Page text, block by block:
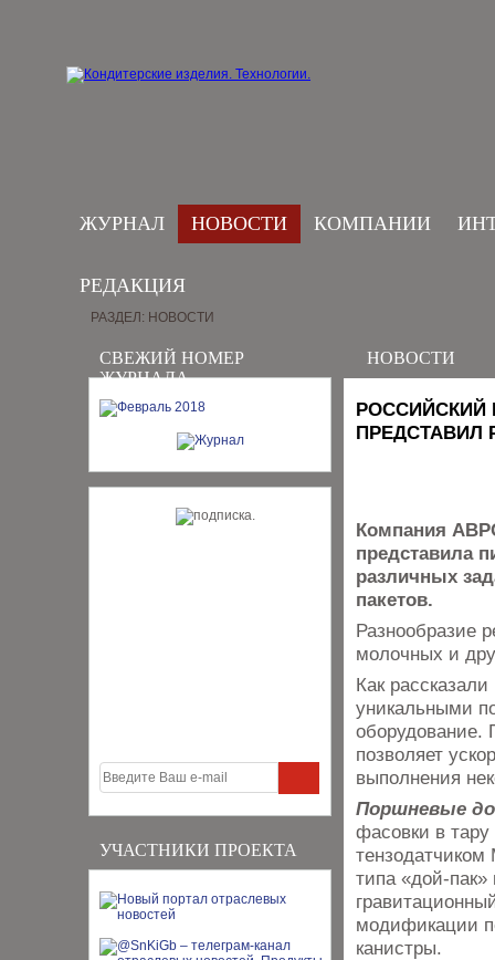
ЖУРНАЛ НОВОСТИ КОМПАНИИ
РЕДАКЦИЯ
СВЕЖИЙ НОМЕР
ЖУРНАЛА
УЧАСТНИКИ ПРОЕКТА
РАЗДЕЛ: НОВОСТИ
НОВОСТИ
РОССИЙСКИЙ
ПРЕДСТАВИЛ
Компания
представила
различных
пакетов.
Разнообразие
молочных и
Как
уникальными
оборудование.
позволяет
выполнения
Поршневые
фасовки в
типа «дой-пак»
модификации
канистры.